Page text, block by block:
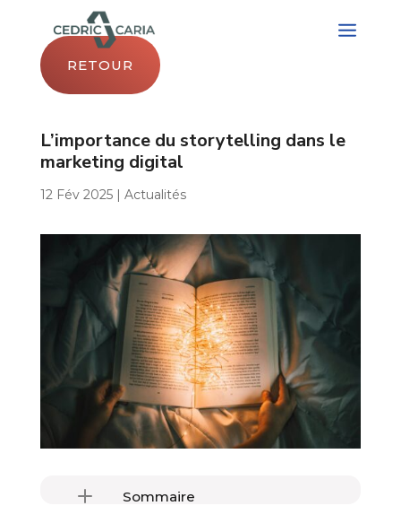
RETOUR
L’importance du storytelling dans le
marketing digital
12 Fév 2025| Actualités
Sommaire